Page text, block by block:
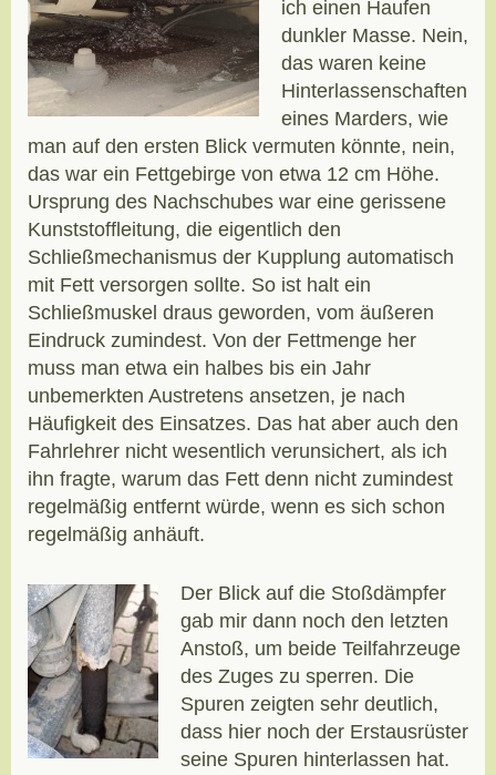
ich einen Haufen
dunkler Masse. Nein,
das waren keine
Hinterlassenschaften
eines Marders, wie
man auf den ersten Blick vermuten könnte, nein,
das war ein Fettgebirge von etwa 12 cm Höhe.
Ursprung des Nachschubes war eine gerissene
Kunststoffleitung, die eigentlich den
Schließmechanismus der Kupplung automatisch
mit Fett versorgen sollte. So ist halt ein
Schließmuskel draus geworden, vom äußeren
Eindruck zumindest. Von der Fettmenge her
muss man etwa ein halbes bis ein Jahr
unbemerkten Austretens ansetzen, je nach
Häufigkeit des Einsatzes. Das hat aber auch den
Fahrlehrer nicht wesentlich verunsichert, als ich
ihn fragte, warum das Fett denn nicht zumindest
regelmäßig entfernt würde, wenn es sich schon
regelmäßig anhäuft.
Der Blick auf die Stoßdämpfer
gab mir dann noch den letzten
Anstoß, um beide Teilfahrzeuge
des Zuges zu sperren. Die
Spuren zeigten sehr deutlich,
dass hier noch der Erstausrüster
seine Spuren hinterlassen hat.